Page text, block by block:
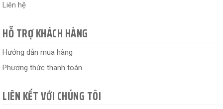
Liên hệ
HỖ TRỢ KHÁCH HÀNG
Hướng dẫn mua hàng
Phương thức thanh toán
LIÊN KẾT VỚI CHÚNG TÔI